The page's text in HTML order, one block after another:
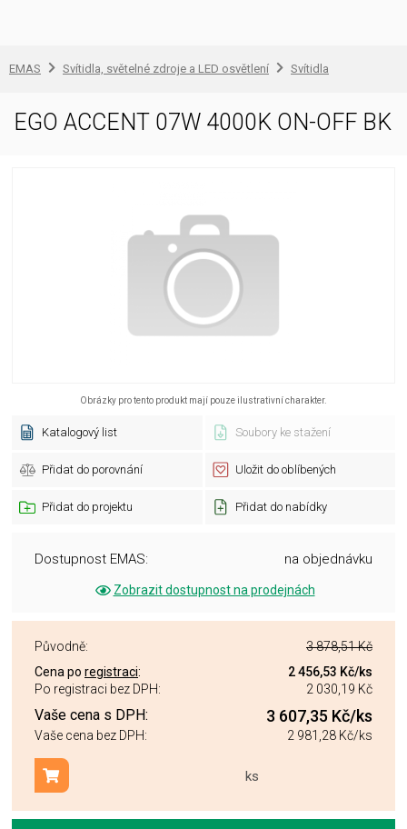
EMAS Svítidla, světelné zdroje a LED osvětlení Svítidla
EGO ACCENT 07W 4000K ON-OFF BK
Obrázky pro tento produkt mají pouze ilustrativní charakter.
Katalogový list Soubory ke stažení
Přidat do porovnání Uložit do oblíbených
Přidat do projektu Přidat do nabídky
Dostupnost EMAS: na objednávku
Zobrazit dostupnost na prodejnách
Původně:
3 878,51 Kč
Cena po registraci: 2 456,53 Kč/ks
Po registraci bez DPH:
2 030,19 Kč
Vaše cena s DPH: 3 607,35 Kč/ks
Vaše cena bez DPH: 2 981,28 Kč/ks
ks
Přidat do košíku